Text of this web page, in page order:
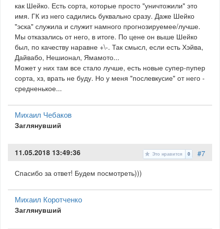
как Шейко. Есть сорта, которые просто "уничтожили" это
имя. ГК из него садились буквально сразу. Даже Шейко
"эска" служила и служит намного прогнозируемее/лучше.
Мы отказались от него, в итоге. По цене он выше Шейко
был, по качеству наравне +\-. Так смысл, если есть Хэйва,
Дайвабо, Нешионал, Ямамото...
Может у них там все стало лучше, есть новые супер-пупер
сорта, хз, врать не буду. Но у меня "послевкусие" от него -
средненькое...
Михаил Чебаков
Заглянувший
#7
Это нравится 0
11.05.2018 13:49:36
Спасибо за ответ! Будем посмотреть)))
Михаил Коротченко
Заглянувший